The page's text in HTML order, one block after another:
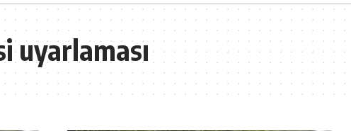
uyarlaması